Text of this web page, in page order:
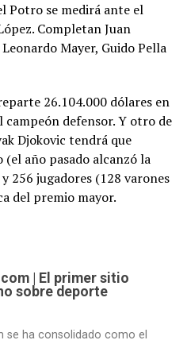
Potro se medirá ante el
Completan Juan
Mayer, Guido Pella
26.104.000 dólares en
campeón defensor. Y otro de
Djokovic tendrá que
año pasado alcanzó la
256 jugadores (128 varones
del premio mayor.
| El primer sitio
sobre deporte
se ha consolidado como el